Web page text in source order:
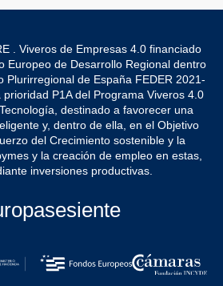
. Viveros de Empresas 4.0 financiado
Europeo de Desarrollo Regional dentro
Plurirregional de España FEDER 2021-
P1A del Programa Viveros 4.0
destinado a favorecer una
y, dentro de ella, en el Objetivo
del Crecimiento sostenible y la
y la creación de empleo en estas,
inversiones productivas.